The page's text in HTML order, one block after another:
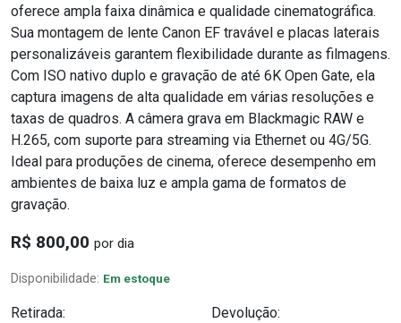
oferece ampla faixa dinâmica e qualidade cinematográfica.
Sua montagem de lente Canon EF travável e placas laterais
personalizáveis garantem flexibilidade durante as filmagens.
Com ISO nativo duplo e gravação de até 6K Open Gate, ela
captura imagens de alta qualidade em várias resoluções e
taxas de quadros. A câmera grava em Blackmagic RAW e
H.265, com suporte para streaming via Ethernet ou 4G/5G.
Ideal para produções de cinema, oferece desempenho em
ambientes de baixa luz e ampla gama de formatos de
gravação.
R$ 800,00 por dia
Disponibilidade: Em estoque
Retirada: Devolução: